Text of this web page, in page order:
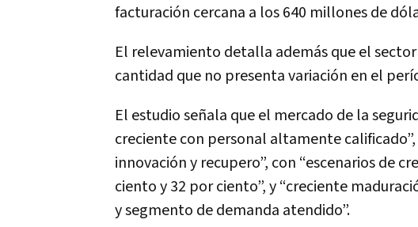
facturación cercana a los 640 millones de
El relevamiento detalla además que el
cantidad que no presenta variación en el
El estudio señala que el mercado de la
creciente con personal altamente
innovación y recupero”, con “escenarios de
ciento y 32 por ciento”, y “creciente
y segmento de demanda atendido”.